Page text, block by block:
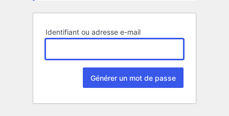
Identifiant ou adresse e-mail